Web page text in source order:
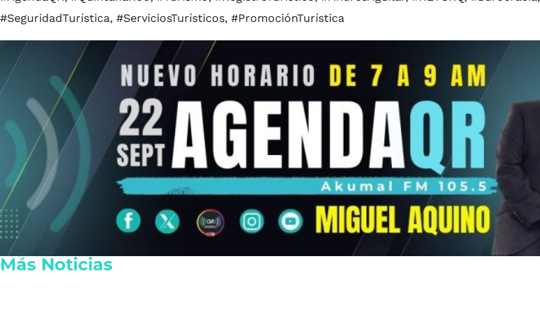
#SeguridadTurística, #ServiciosTurísticos, #PromociónTurística
Más Noticias